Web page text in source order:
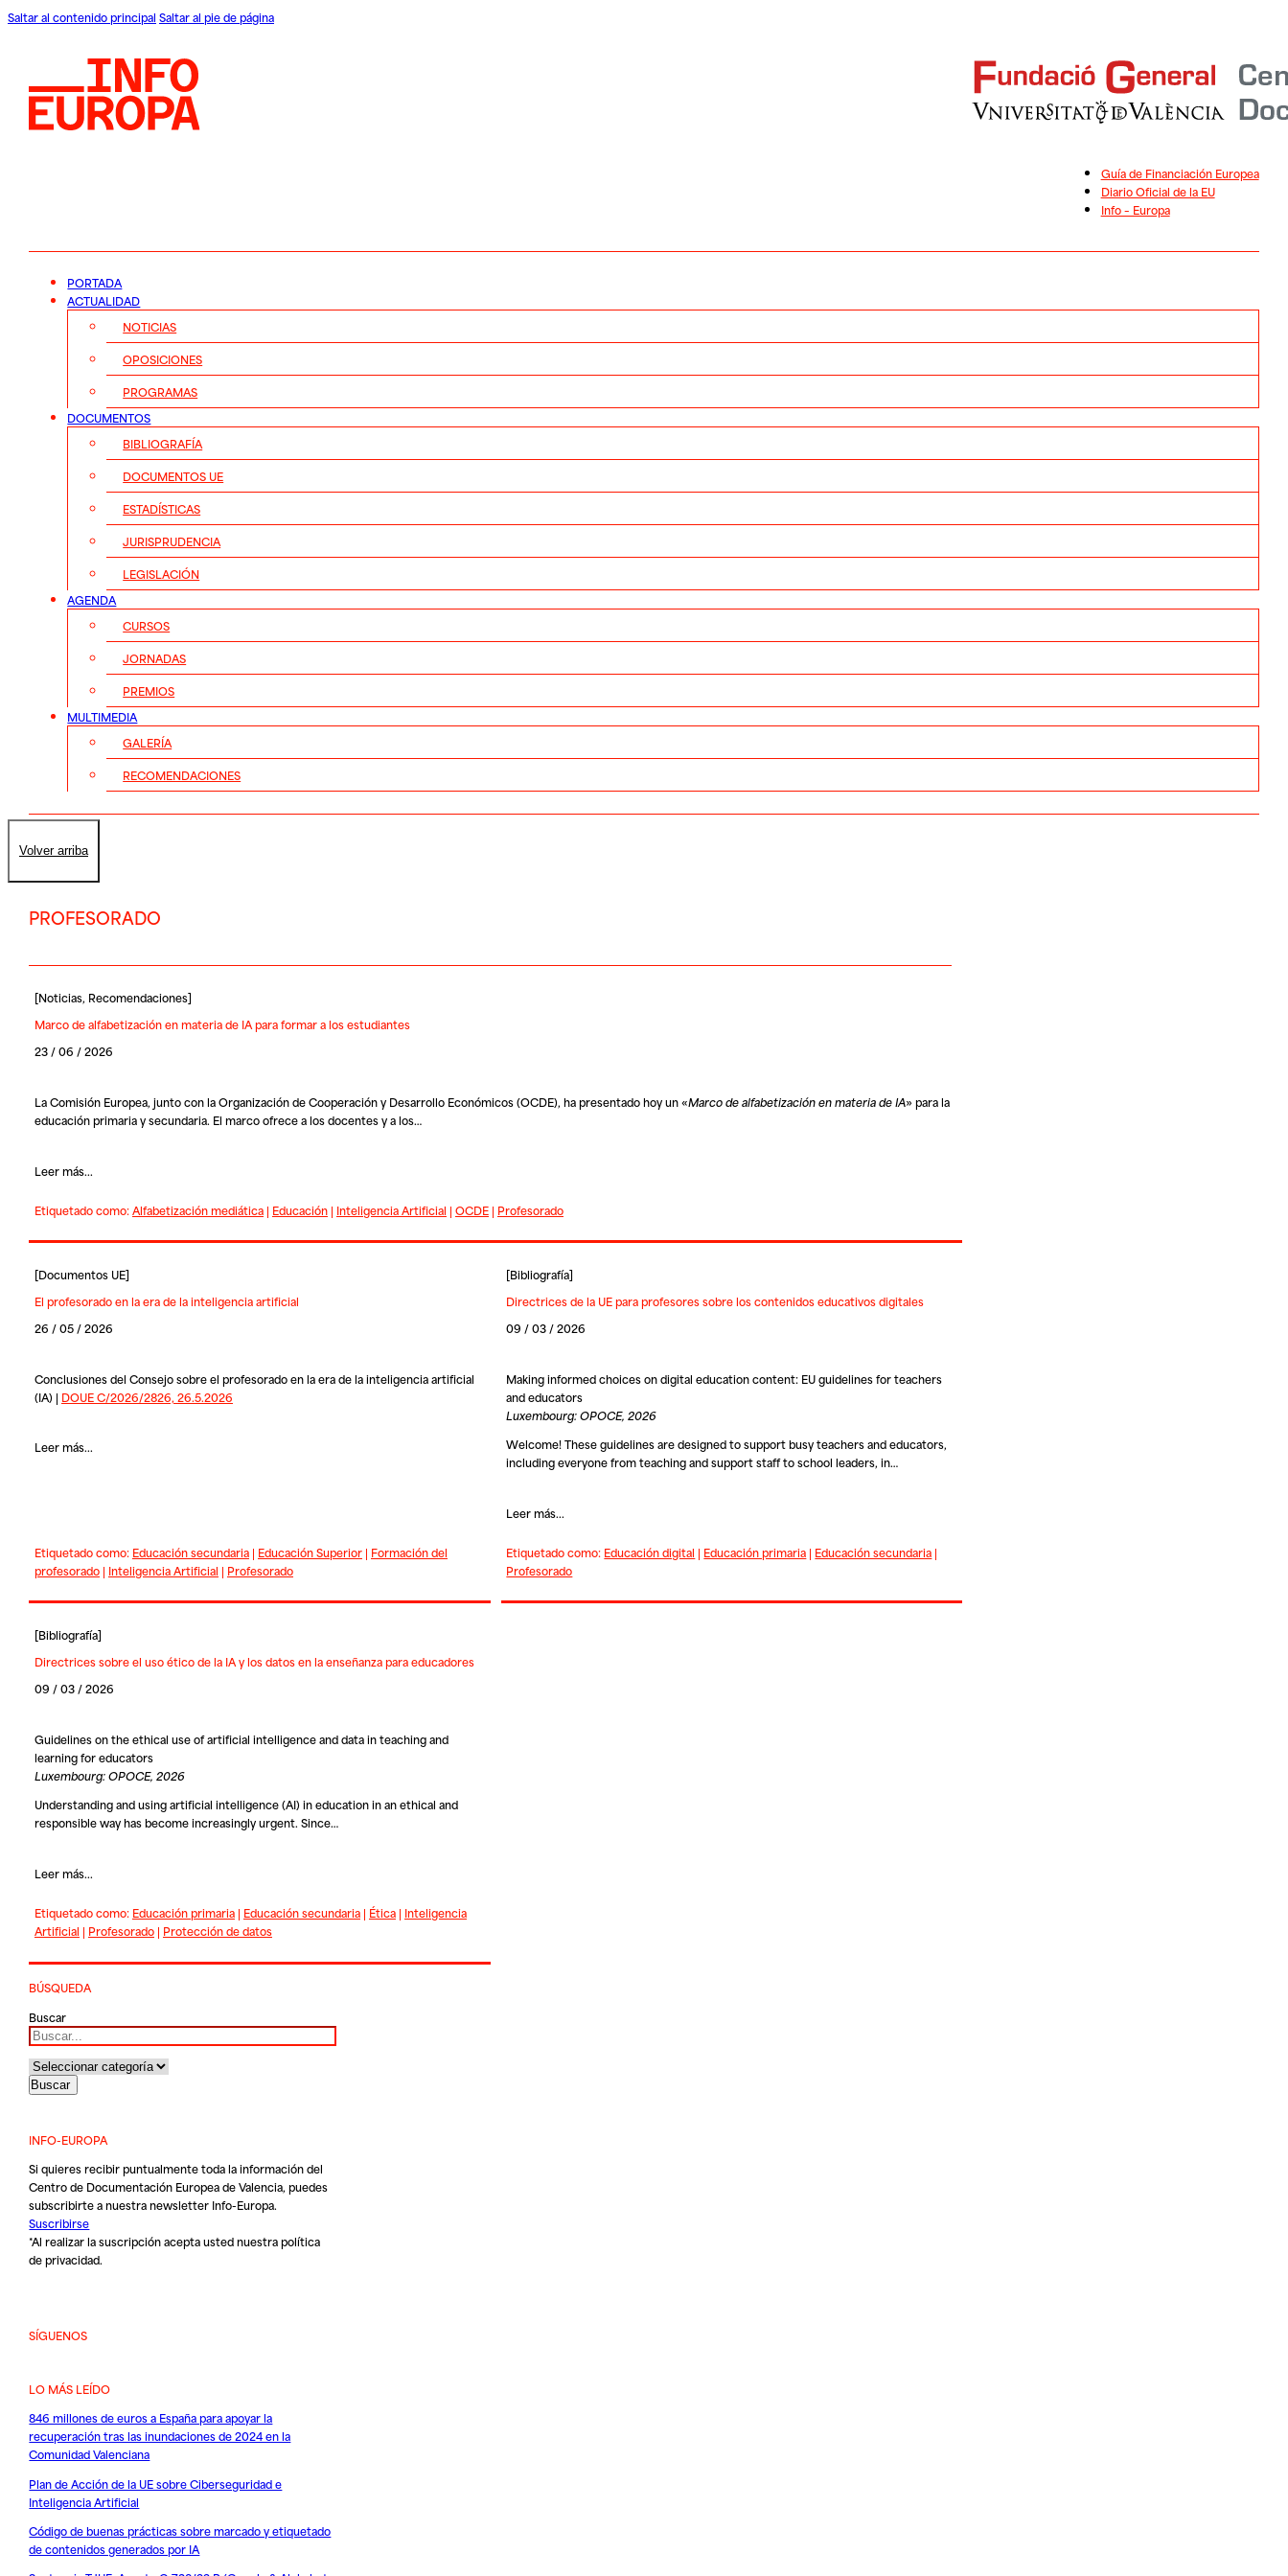
Saltar al contenido principal Saltar al pie de página
Guía de Financiación Europea
Diario Oficial de la EU
Info – Europa
PORTADA
ACTUALIDAD
NOTICIAS
OPOSICIONES
PROGRAMAS
DOCUMENTOS
BIBLIOGRAFÍA
DOCUMENTOS UE
ESTADÍSTICAS
JURISPRUDENCIA
LEGISLACIÓN
AGENDA
CURSOS
JORNADAS
PREMIOS
MULTIMEDIA
GALERÍA
RECOMENDACIONES
Volver arriba
PROFESORADO
[Noticias, Recomendaciones]
Marco de alfabetización en materia de IA para formar a los estudiantes
23 / 06 / 2026
La Comisión Europea, junto con la Organización de Cooperación y Desarrollo Económicos (OCDE), ha presentado hoy un «Marco de alfabetización en materia de IA» para la
educación primaria y secundaria. El marco ofrece a los docentes y a los…
Leer más...
Etiquetado como:Alfabetización mediática| Educación| Inteligencia Artificial | OCDE| Profesorado
[Documentos UE]
El profesorado en la era de la inteligencia artificial
26 / 05 / 2026
Conclusiones del Consejo sobre el profesorado en la era de la inteligencia artificial
(IA) | DOUE C/2026/2826, 26.5.2026
Leer más...
Etiquetado como: Educación secundaria| Educación Superior| Formación del
profesorado| Inteligencia Artificial | Profesorado
[Bibliografía]
Directrices de la UE para profesores sobre los contenidos educativos digitales
09 / 03 / 2026
Making informed choices on digital education content: EU guidelines for teachers
and educators
Luxembourg: OPOCE, 2026
Welcome! These guidelines are designed to support busy teachers and educators,
including everyone from teaching and support staff to school leaders, in…
Leer más...
Etiquetado como: Educación digital | Educación primaria | Educación secundaria |
Profesorado
[Bibliografía]
Directrices sobre el uso ético de la IA y los datos en la enseñanza para educadores
09 / 03 / 2026
Guidelines on the ethical use of artificial intelligence and data in teaching and
learning for educators
Luxembourg: OPOCE, 2026
Understanding and using artificial intelligence (AI) in education in an ethical and
responsible way has become increasingly urgent. Since…
Leer más...
Etiquetado como: Educación primaria| Educación secundaria| Ética| Inteligencia
Artificial | Profesorado| Protección de datos
BÚSQUEDA
Buscar
INFO-EUROPA
Si quieres recibir puntualmente toda la información del
Centro de Documentación Europea de Valencia, puedes
subscribirte a nuestra newsletter Info-Europa.
Suscribirse
*Al realizar la suscripción acepta usted nuestrapolítica
de privacidad.
SÍGUENOS
LO MÁS LEÍDO
846 millones de euros a España para apoyar la
recuperación tras las inundaciones de 2024 en la
Comunidad Valenciana
Plan de Acción de la UE sobre Ciberseguridad e
Inteligencia Artificial
Código de buenas prácticas sobre marcado y etiquetado
de contenidos generados por IA